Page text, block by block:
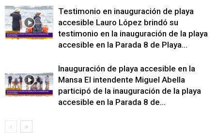
Testimonio en inauguración de playa
accesible Lauro López brindó su
testimonio en la inauguración de la playa
accesible en la Parada 8 de Playa...
Inauguración de playa accesible en la
Mansa El intendente Miguel Abella
participó de la inauguración de la playa
accesible en la Parada 8 de...